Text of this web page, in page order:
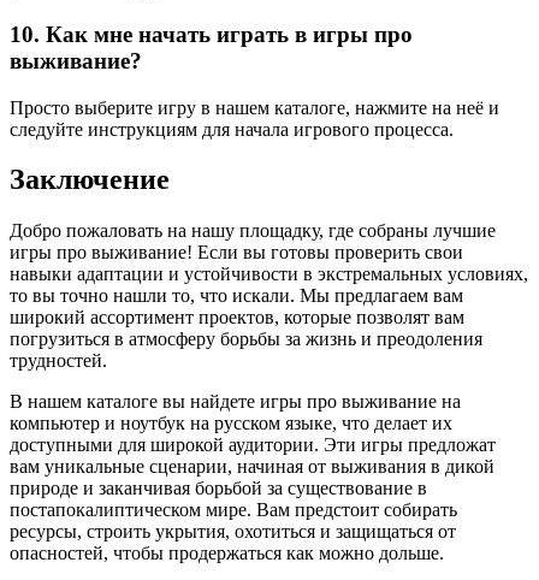
10. Как мне начать играть в игры про
выживание?
Просто выберите игру в нашем каталоге, нажмите на неё и
следуйте инструкциям для начала игрового процесса.
Заключение
Добро пожаловать на нашу площадку, где собраны лучшие
игры про выживание! Если вы готовы проверить свои
навыки адаптации и устойчивости в экстремальных условиях,
то вы точно нашли то, что искали. Мы предлагаем вам
широкий ассортимент проектов, которые позволят вам
погрузиться в атмосферу борьбы за жизнь и преодоления
трудностей.
В нашем каталоге вы найдете игры про выживание на
компьютер и ноутбук на русском языке, что делает их
доступными для широкой аудитории. Эти игры предложат
вам уникальные сценарии, начиная от выживания в дикой
природе и заканчивая борьбой за существование в
постапокалиптическом мире. Вам предстоит собирать
ресурсы, строить укрытия, охотиться и защищаться от
опасностей, чтобы продержаться как можно дольше.